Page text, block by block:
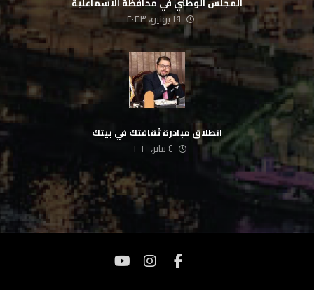
١٩ يونيو، ٢٠٢٣
انطلاق مبادرة ثقافتك في بيتك
٤ يناير، ٢٠٢٠